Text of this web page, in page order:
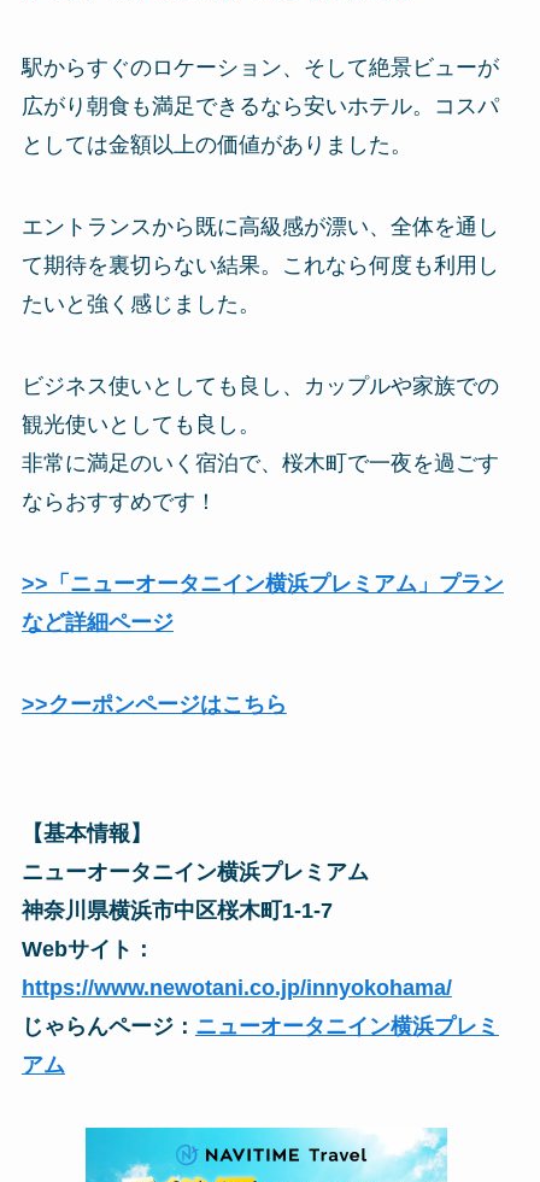
駅からすぐのロケーション、そして絶景ビューが
広がり朝食も満足できるなら安いホテル。コスパ
としては金額以上の価値がありました。
エントランスから既に高級感が漂い、全体を通し
て期待を裏切らない結果。これなら何度も利用し
たいと強く感じました。
ビジネス使いとしても良し、カップルや家族での
観光使いとしても良し。
非常に満足のいく宿泊で、桜木町で一夜を過ごす
ならおすすめです！
>>「ニューオータニイン横浜プレミアム」プラン
など詳細ページ
>>クーポンページはこちら
【基本情報】
ニューオータニイン横浜プレミアム
神奈川県横浜市中区桜木町1-1-7
Webサイト：
https://www.newotani.co.jp/innyokohama/
じゃらんページ： ニューオータニイン横浜プレミ
アム